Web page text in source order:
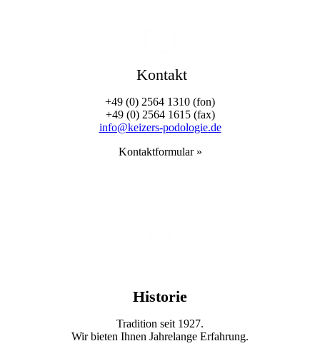
Kontakt
+49 (0) 2564 1310 (fon)
+49 (0) 2564 1615 (fax)
info@keizers-podologie.de
Kontakt­formular »
Historie
Tradition seit 1927.
Wir bieten Ihnen Jahre­lange Erfahrung.